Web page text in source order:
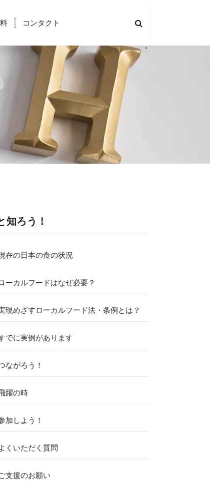
コンタクト
知ろう！
在の日本の食の状況
ーカルフードはなぜ必要？
現めざすローカルフード法・条例とは？
でに実例があります
ながろう！
躍の時
加しよう！
くいただく質問
支援のお願い